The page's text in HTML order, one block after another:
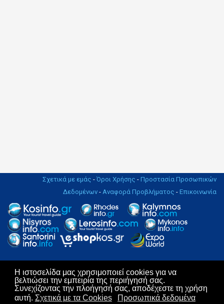
Η ιστοσελίδα μας χρησιμοποιεί cookies για να
βελτιώσει την εμπειρία της περιήγησή σας.
Συνεχίζοντας την πλοήγησή σας, αποδέχεστε τη χρήση
αυτή. Σχετικά με τα Cookies Προσωπικά δεδομένα
Σχετικά με εμάς - Όροι Χρήσης - Προστασία Προσωπικών
Δεδομένων - Αναφορά Προβλήματος - Επικοινωνία
Copyright © 2004 - 2019. All rights Reserved. | Design & Hosting by
KosNet